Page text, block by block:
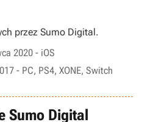
przez Sumo Digital.
2020 - iOS
- PC, PS4, XONE, Switch
Sumo Digital